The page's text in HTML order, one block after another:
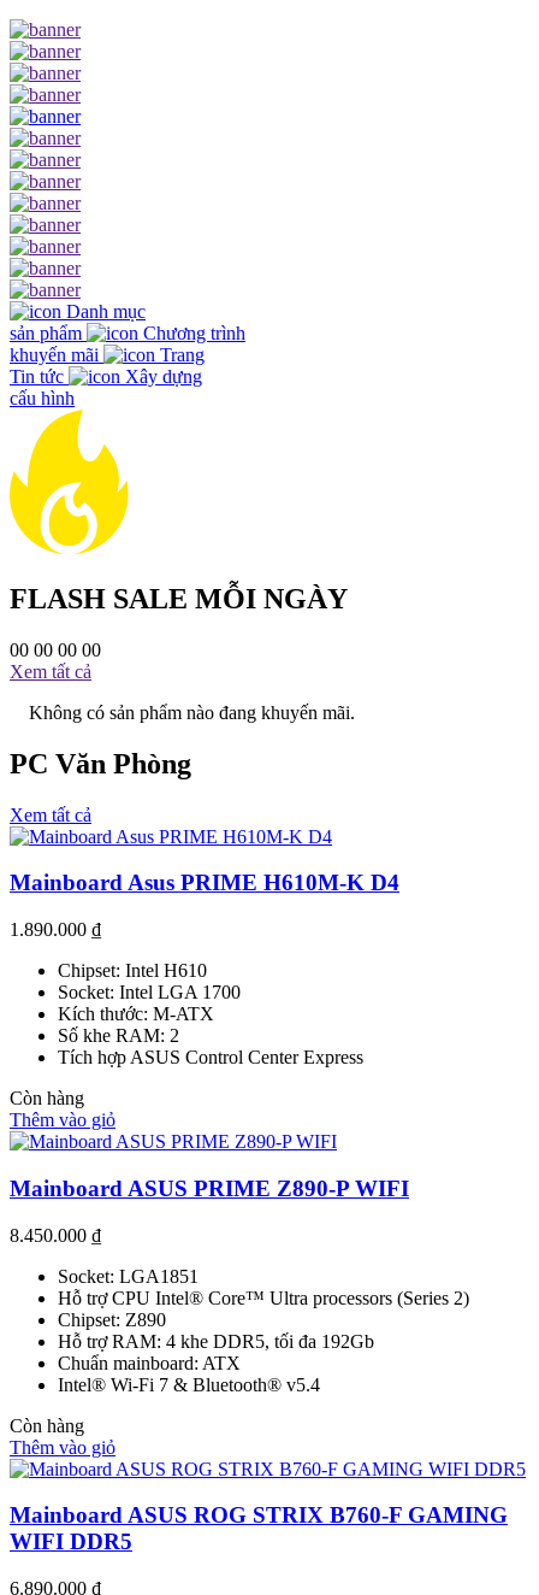
Danh mục
sản phẩm
Chương trình
khuyến mãi
Trang
Tin tức
Xây dựng
cấu hình
FLASH SALE MỖI NGÀY
00 00 00 00
Xem tất cả
Không có sản phẩm nào đang khuyến mãi.
PC Văn Phòng
Xem tất cả
Mainboard Asus PRIME H610M-K D4
1.890.000 ₫
Chipset: Intel H610
Socket: Intel LGA 1700
Kích thước: M-ATX
Số khe RAM: 2
Tích hợp ASUS Control Center Express
Còn hàng
Thêm vào giỏ
Mainboard ASUS PRIME Z890-P WIFI
8.450.000 ₫
Socket: LGA1851
Hỗ trợ CPU Intel® Core™ Ultra processors (Series 2)
Chipset: Z890
Hỗ trợ RAM: 4 khe DDR5, tối đa 192Gb
Chuẩn mainboard: ATX
Intel® Wi-Fi 7 & Bluetooth® v5.4
Còn hàng
Thêm vào giỏ
Mainboard ASUS ROG STRIX B760-F GAMING
WIFI DDR5
6.890.000 ₫